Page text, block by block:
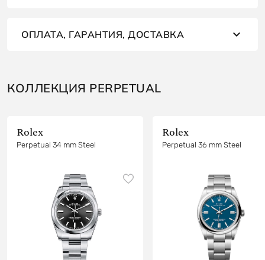
ОПЛАТА, ГАРАНТИЯ, ДОСТАВКА
КОЛЛЕКЦИЯ PERPETUAL
Rolex
Perpetual 34 mm Steel
Rolex
Perpetual 36 mm Steel